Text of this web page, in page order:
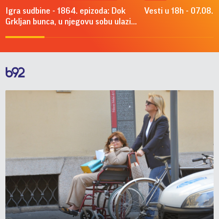
Igra sudbine - 1864. epizoda: Dok
Grkljan bunca, u njegovu sobu ulazi...
Vesti u 18h -